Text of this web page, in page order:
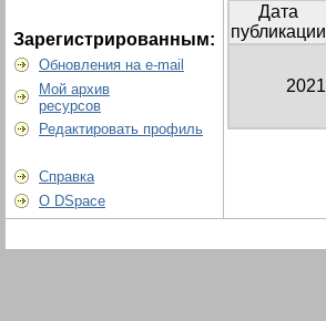
Зарегистрированным:
Обновления на e-mail
Мой архив
ресурсов
Редактировать профиль
Справка
О DSpace
Дата
публикации
2021